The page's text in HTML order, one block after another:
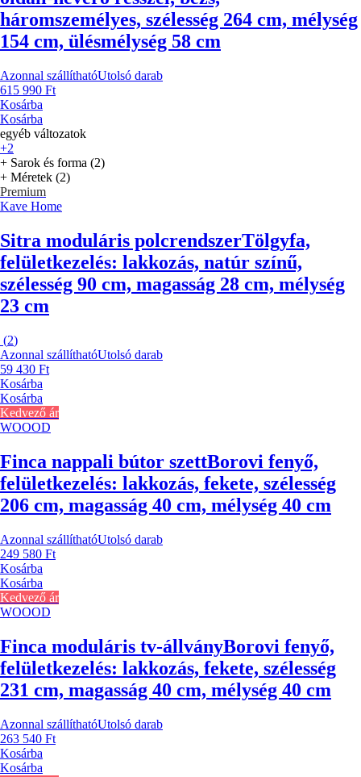
háromszemélyes, szélesség 264 cm, mélység
154 cm, ülésmélység 58 cm
Azonnal szállíthatóUtolsó darab
615 990 Ft
Kosárba
Kosárba
egyéb változatok
+2
+ Sarok és forma (2)
+ Méretek (2)
Premium
Kave Home
Sitra moduláris polcrendszerTölgyfa,
felületkezelés: lakkozás, natúr színű,
szélesség 90 cm, magasság 28 cm, mélység
23 cm
(2)
Azonnal szállíthatóUtolsó darab
59 430 Ft
Kosárba
Kosárba
Kedvező ár
WOOOD
Finca nappali bútor szettBorovi fenyő,
felületkezelés: lakkozás, fekete, szélesség
206 cm, magasság 40 cm, mélység 40 cm
Azonnal szállíthatóUtolsó darab
249 580 Ft
Kosárba
Kosárba
Kedvező ár
WOOOD
Finca moduláris tv-állványBorovi fenyő,
felületkezelés: lakkozás, fekete, szélesség
231 cm, magasság 40 cm, mélység 40 cm
Azonnal szállíthatóUtolsó darab
263 540 Ft
Kosárba
Kosárba